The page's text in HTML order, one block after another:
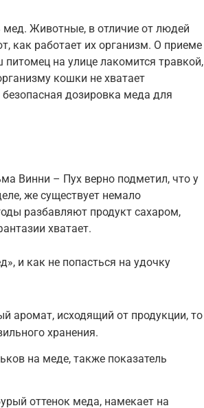
мед. Животные, в отличие от людей
как работает их организм. О приеме
на улице лакомится травкой,
кошки не хватает
дозировка меда для
Винни – Пух верно подметил, что у
же существует немало
разбавляют продукт сахаром,
хватает.
и как не попасться на удочку
аромат, исходящий от продукции, то
хранения.
на меде, также показатель
оттенок меда, намекает на